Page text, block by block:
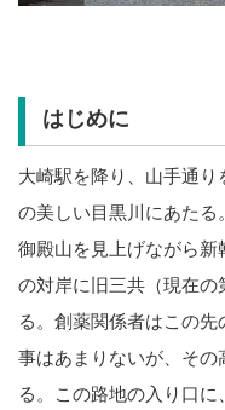
はじめに
大崎駅を降り、山手通
の美しい目黒川にあたる
御殿山を見上げながら新
の対岸に旧三共（現在の
る。創薬関係者はこの
事はあまりないが、そ
る。この路地の入り口に、